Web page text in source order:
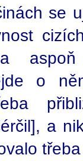
se
o
a